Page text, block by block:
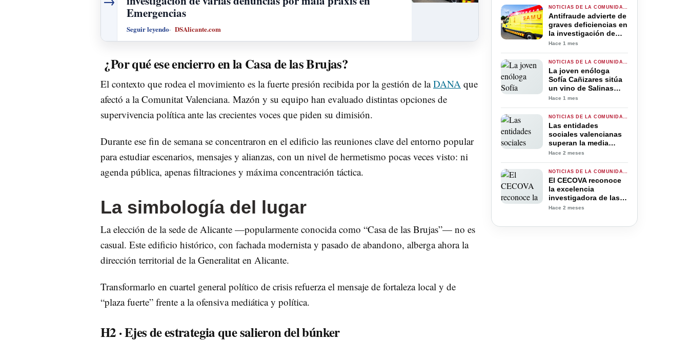
Emergencias
Seguir leyendo DSAlicante.com
¿Por qué ese encierro en la Casa de las Brujas?
El contexto que rodea el movimiento es la fuerte presión recibida por la gestión de laDANA que
afectó a la Comunitat Valenciana. Mazón y su equipo han evaluado distintas opciones de
supervivencia política ante las crecientes voces que piden su dimisión.
Durante ese fin de semana se concentraron en el edificio las reuniones clave del entorno popular
para estudiar escenarios, mensajes y alianzas, con un nivel de hermetismo pocas veces visto: ni
agenda pública, apenas filtraciones y máxima concentración táctica.
La simbología del lugar
La elección de la sede de Alicante —popularmente conocida como “Casa de las Brujas”— no es
casual. Este edificio histórico, con fachada modernista y pasado de abandono, alberga ahora la
dirección territorial de la Generalitat en Alicante.
Transformarlo en cuartel general político de crisis refuerza el mensaje de fortaleza local y de
“plaza fuerte” frente a la ofensiva mediática y política.
H2 · Ejes de estrategia que salieron del búnker
resultado mortal”
Antifraude advierte de
graves deficiencias en
la investigación de
varias denuncias por
Emergencias
Hace 1 mes
La joven enóloga
Sofía Cañizares sitúa
un vino de Salinas
como el mejor
Comunidad
Valenciana en
Decanter 2026
Hace 1 mes
Las entidades
sociales valencianas
superan la media
nacional en
58,6 % frente al 57,5 %
Hace 2 meses
El CECOVA reconoce
la excelencia
investigadora de las
enfermeras residentes
Hace 2 meses